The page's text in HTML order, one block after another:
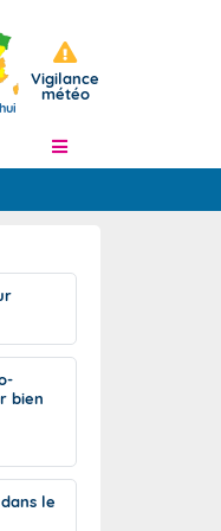
Vigilance
météo
à J+7
à l'échelle
bien
le